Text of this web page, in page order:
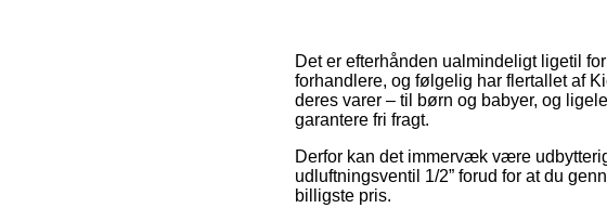
Det er efterhånden ualmindeligt ligetil
forhandlere, og følgelig har flertallet af
deres varer – til børn og babyer, og
garantere fri fragt.
Derfor kan det immervæk være
udluftningsventil 1/2” forud for at du
billigste pris.